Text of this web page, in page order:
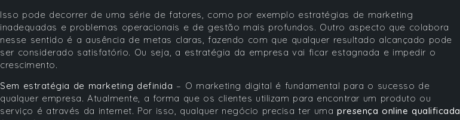
Isso pode decorrer de uma série de fatores, como por exemplo estratégias de marketing
inadequadas e problemas operacionais e de gestão mais profundos. Outro aspecto que colabora
nesse sentido é a ausência de metas claras, fazendo com que qualquer resultado alcançado pode
ser considerado satisfatório. Ou seja, a estratégia da empresa vai ficar estagnada e impedir o
crescimento.
Sem estratégia de marketing definida – O marketing digital é fundamental para o sucesso de
qualquer empresa. Atualmente, a forma que os clientes utilizam para encontrar um produto ou
serviço é através da internet. Por isso, qualquer negócio precisa ter uma presença online qualificada